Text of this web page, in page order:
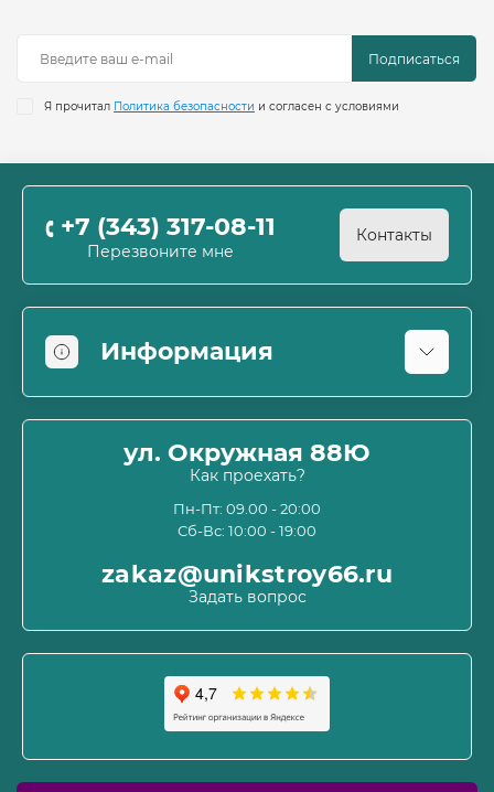
Подписаться
Я прочитал Политика безопасности и согласен с условиями
+7 (343) 317-08-11
Перезвоните мне
Контакты
Информация
Информация о доставке
Пользовательское соглашение и оферта
Политика конфиденциальности
Связаться с нами
Карта сайта
Производители
ул. Окружная 88Ю
Как проехать?
Пн-Пт: 09.00 - 20:00
Сб-Вс: 10:00 - 19:00
zakaz@unikstroy66.ru
Задать вопрос